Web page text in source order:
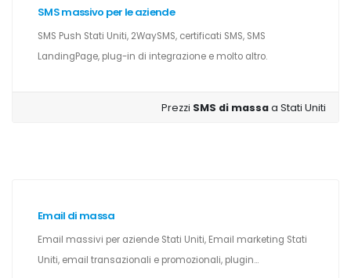
SMS massivo per le aziende
SMS Push Stati Uniti, 2WaySMS, certificati SMS, SMS
LandingPage, plug-in di integrazione e molto altro.
Prezzi SMS di massaa Stati Uniti
Email di massa
Email massivi per aziende Stati Uniti, Email marketing Stati
Uniti, email transazionali e promozionali, plugin...